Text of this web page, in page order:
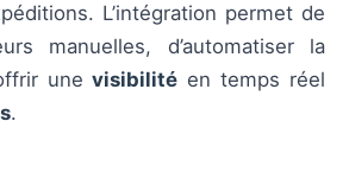
L’intégration permet de
manuelles, d’automatiser la
unevisibilité en temps réel
.